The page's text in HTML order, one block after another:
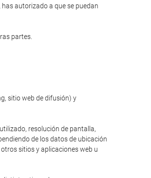
autorizado a que se puedan
partes.
sitio web de difusión) y
resolución de pantalla,
de los datos de ubicación
sitios y aplicaciones web u